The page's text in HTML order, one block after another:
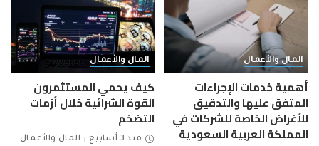
المال والأعمال
أهمية خدمات الإجراءات
المتفق عليها والتدقيق
للأغراض الخاصة للشركات في
المملكة العربية السعودية
المال والأعمال
كيف يحمي المستثمرون
القوة الشرائية خلال أزمات
التضخم
منذ 3 أسابيع المال والأعمال